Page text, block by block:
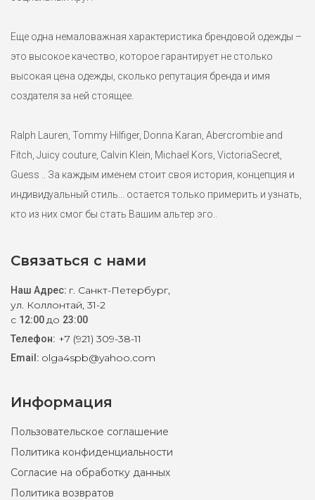
Cвитер Tommy Hilfiger XS, S
8900 ₽
Голубой мужской свитер Tommy Hilfiger с горловиной на
молнии. 100% хлопок. Маркировка S маломерит на р.44 и
Еще одна немаловажная характеристика брендовой одежды –
это высокое качество, которое гарантирует не столько
высокая цена одежды, сколько репутация бренда и имя
создателя за ней стоящее.
Ralph Lauren, Tommy Hilfiger, Donna Karan, Abercrombie and
Fitch, Juicy couture, Calvin Klein, Michael Kors, VictoriaSecret,
Guess .. За каждым именем стоит своя история, концепция и
индивидуальный стиль... остается только примерить и узнать,
кто из них смог бы стать Вашим альтер эго..
Связаться с нами
Наш Адрес: г. Санкт-Петербург,
ул. Коллонтай, 31-2
с 12:00до 23:00
Телефон: +7 (921) 309-38-11
Email: olga4spb@yahoo.com
Информация
Пользовательское соглашение
Политика конфиденциальности
Согласие на обработку данных
Политика возвратов